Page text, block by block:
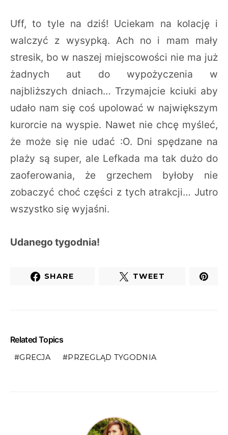
Uff, to tyle na dziś! Uciekam na kolację i
walczyć z wysypką. Ach no i mam mały
stresik, bo w naszej miejscowości nie ma już
żadnych aut do wypożyczenia w
najbliższych dniach… Trzymajcie kciuki aby
udało nam się coś upolować w największym
kurorcie na wyspie. Nawet nie chcę myśleć,
że może się nie udać :O. Dni spędzane na
plaży są super, ale Lefkada ma tak dużo do
zaoferowania, że grzechem byłoby nie
zobaczyć choć części z tych atrakcji… Jutro
wszystko się wyjaśni.
Udanego tygodnia!
SHARE TWEET
Related Topics
GRECJA PRZEGLĄD TYGODNIA